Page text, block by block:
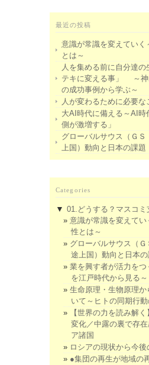
最近の投稿
意識が常識を変えていく
とは～
人を集める前に自分達の
テキに変える事」 ～神
の成功事例から学ぶ～
人が変わるために必要な
大AI時代に備える～AI時
側が激増する」
グローバルサウス（ＧＳ
上国）動向と日本の課題
Categories
▼ 01.どうする？マスコミ
意識が常識を変えて
性とは～
グローバルサウス（
途上国）動向と日本の
業を興す者が活力を
を江戸時代から見る～
生命原理・生物原理
いて～ヒトの同期行動
【世界の力を読み解
変化／中露の裏で存
ア諸国
ロシアの現状から今
●集団の再生が地域の